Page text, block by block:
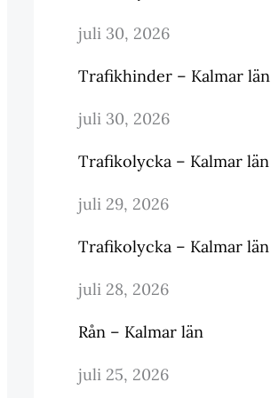
juli 30, 2026
Trafikhinder – Kalmar län
juli 30, 2026
Trafikolycka – Kalmar län
juli 29, 2026
Trafikolycka – Kalmar län
juli 28, 2026
Rån – Kalmar län
juli 25, 2026